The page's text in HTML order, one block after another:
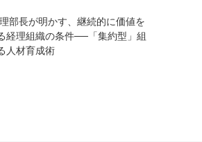
部長が明かす、継続的に価値を
経理組織の条件──「集約型」組
人材育成術